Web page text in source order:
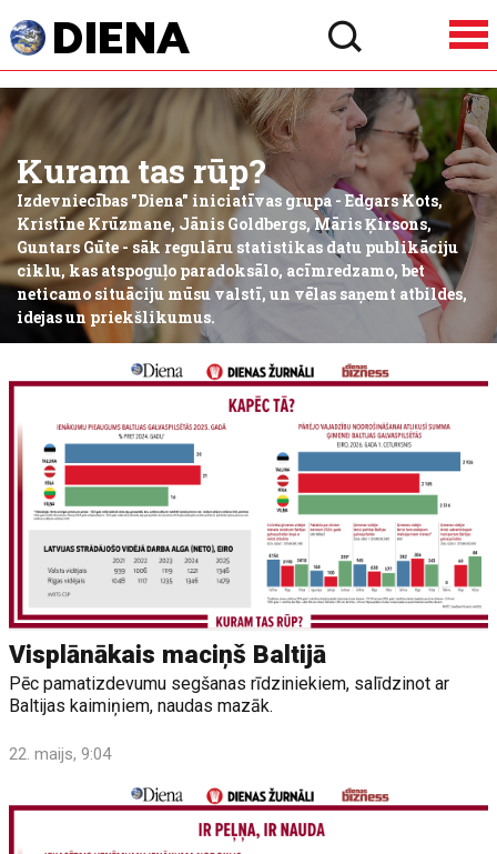
Kuram tas rūp?
Izdevniecības "Diena" iniciatīvas grupa - Edgars Kots,
Kristīne Krūzmane, Jānis Goldbergs, Māris Ķirsons,
Guntars Gūte - sāk regulāru statistikas datu publikāciju
ciklu, kas atspoguļo paradoksālo, acīmredzamo, bet
neticamo situāciju mūsu valstī, un vēlas saņemt atbildes,
idejas un priekšlikumus.
Ieteikt šo tēmu
Visplānākais maciņš Baltijā
Pēc pamatizdevumu segšanas rīdziniekiem, salīdzinot ar
Baltijas kaimiņiem, naudas mazāk.
22. maijs, 9:04